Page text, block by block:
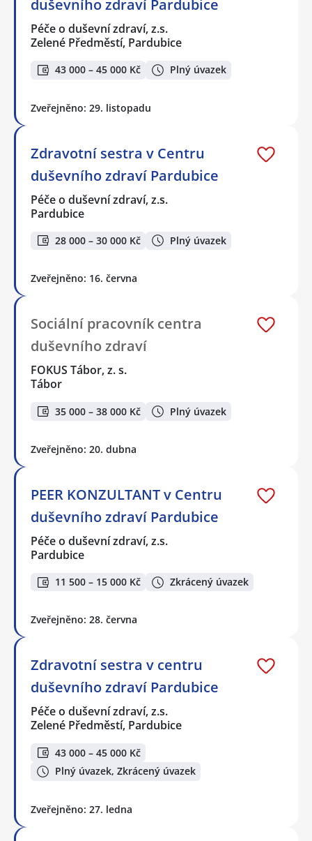
duševního zdraví Pardubice
Péče o duševní zdraví, z.s.
Zelené Předměstí, Pardubice
43 000 – 45 000 Kč Plný úvazek
Zveřejněno: 29. listopadu
Zdravotní sestra v Centru
duševního zdraví Pardubice
Péče o duševní zdraví, z.s.
Pardubice
28 000 – 30 000 Kč Plný úvazek
Zveřejněno: 16. června
Sociální pracovník centra
duševního zdraví
FOKUS Tábor, z. s.
Tábor
35 000 – 38 000 Kč Plný úvazek
Zveřejněno: 20. dubna
PEER KONZULTANT v Centru
duševního zdraví Pardubice
Péče o duševní zdraví, z.s.
Pardubice
11 500 – 15 000 Kč Zkrácený úvazek
Zveřejněno: 28. června
Zdravotní sestra v centru
duševního zdraví Pardubice
Péče o duševní zdraví, z.s.
Zelené Předměstí, Pardubice
43 000 – 45 000 Kč
Plný úvazek, Zkrácený úvazek
Zveřejněno: 27. ledna